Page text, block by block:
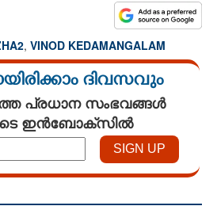
, VINOD KEDAMANGALAM
ദിവസവും
പ്രധാന സംഭവങ്ങൾ
ഇൻബോക്സിൽ